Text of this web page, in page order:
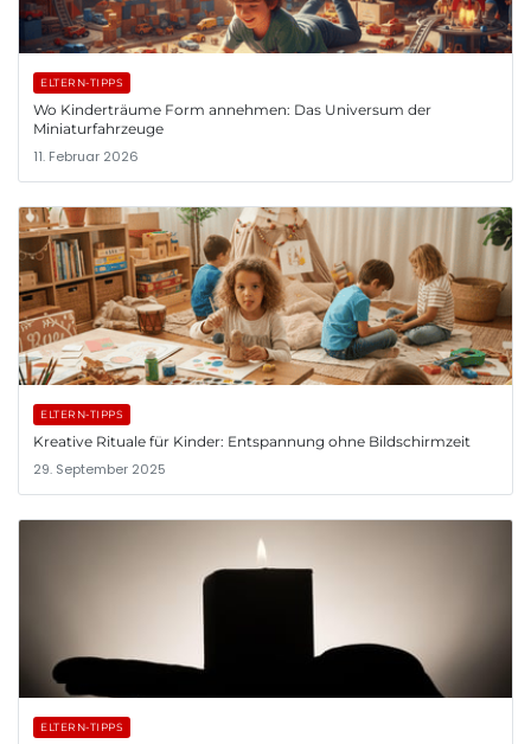
ELTERN-TIPPS
Wo Kinderträume Form annehmen: Das Universum der
Miniaturfahrzeuge
11. Februar 2026
ELTERN-TIPPS
Kreative Rituale für Kinder: Entspannung ohne Bildschirmzeit
29. September 2025
ELTERN-TIPPS